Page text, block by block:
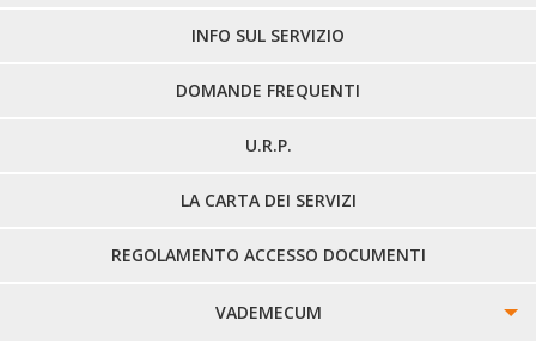
LINEE EXTRAURBANE
INFO SUL SERVIZIO
DOMANDE FREQUENTI
U.R.P.
LA CARTA DEI SERVIZI
REGOLAMENTO ACCESSO DOCUMENTI
VADEMECUM